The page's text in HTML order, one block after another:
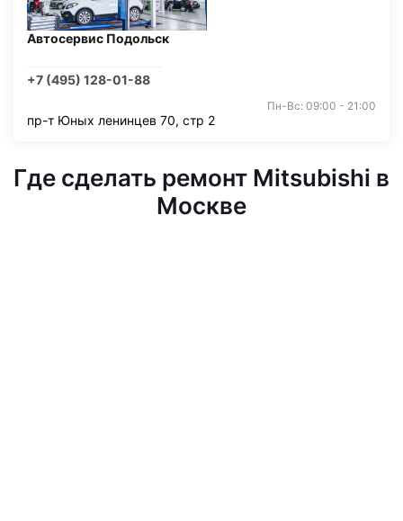
Автосервис Подольск
+7 (495) 128-01-88
Пн-Вс: 09:00 - 21:00
пр-т Юных ленинцев 70, стр 2
Где сделать ремонт Mitsubishi в
Москве